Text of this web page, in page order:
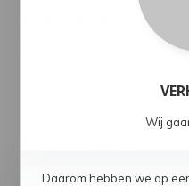
Productomschrijving
Wij
Daarom hebben we op